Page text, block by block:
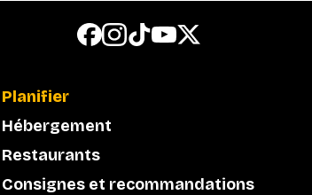
Planifier
Hébergement
Restaurants
Consignes et recommandations